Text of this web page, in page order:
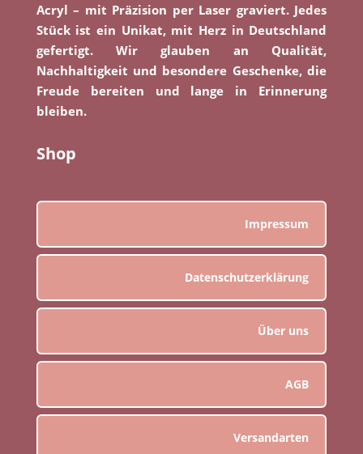
Acryl – mit Präzision per Laser graviert. Jedes
Stück ist ein Unikat, mit Herz in Deutschland
gefertigt. Wir glauben an Qualität,
Nachhaltigkeit und besondere Geschenke, die
Freude bereiten und lange in Erinnerung
bleiben.
Shop
Impressum
Datenschutzerklärung
Über uns
AGB
Versandarten